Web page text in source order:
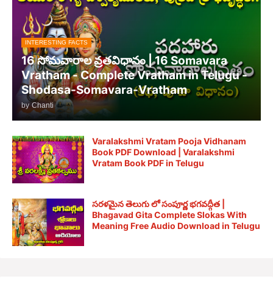
INTERESTING FACTS
16 సోమవారాల వ్రతవిధానం | 16 Somavara
Vratham - Complete Vratham in Telugu -
Shodasa-Somavara-Vratham
by Chanti
Varalakshmi Vratam Pooja Vidhanam
Book PDF Download | Varalakshmi
Vratam Book PDF in Telugu
సరళమైన తెలుగు లో సంపూర్ణ భగవద్గీత |
Bhagavad Gita Complete Slokas With
Meaning Free Audio Download in Telugu